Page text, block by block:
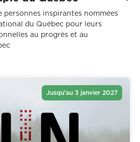
inspirantes nommées
du Québec pour leurs
au progrès et au
Jusqu'au 3 janvier 2027